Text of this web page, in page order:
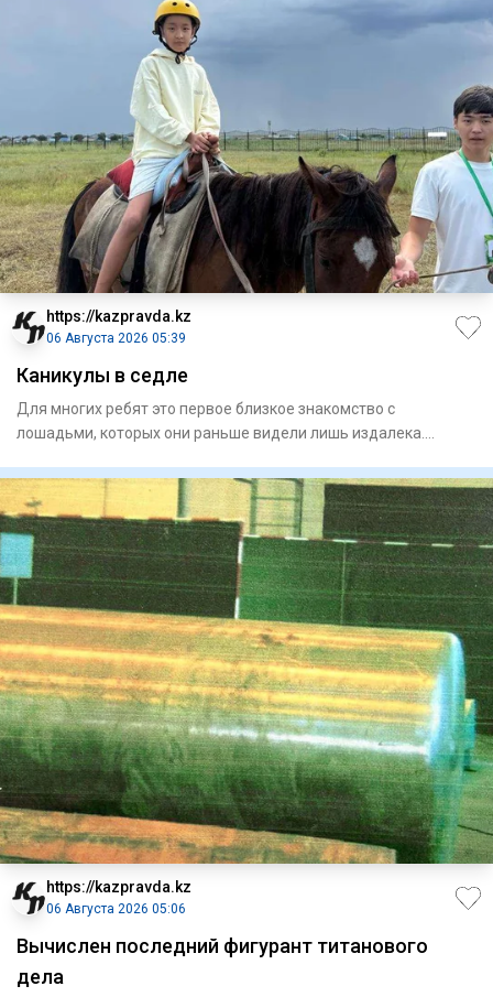
https://kazpravda.kz
06 Августа 2026 05:39
Каникулы в седле
Для многих ребят это первое близкое знакомство с
лошадьми, которых они раньше видели лишь издалека.
https://kazpravda.kz
06 Августа 2026 05:06
Вычислен последний фигурант титанового
дела